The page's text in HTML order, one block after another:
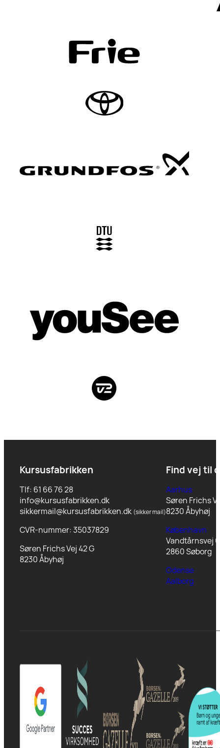
Kursusfabrikken
Tlf: 61 66 76 28
info@kursusfabrikken.dk
sikkermail@kursusfabrikken.dk (sikker mail)
CVR-nummer: 35037829
Søren Frichs Vej 42 G
8230 Åbyhøj
Find vej til
Aarhus
Søren Frichs
8230 Åbyhøj
København
Vandtårnsvej
2860 Søborg
Odense
Aalborg